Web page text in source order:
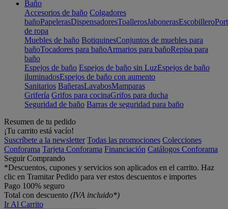
Baño
Accesorios de baño Colgadores
bañoPapelerasDispensadoresToallerosJabonerasEscobillero
de ropa
Muebles de baño BotiquinesConjuntos de muebles para
bañoTocadores para bañoArmarios para bañoRepisa para
baño
Espejos de baño Espejos de baño sin LuzEspejos de baño
iluminadosEspejos de baño con aumento
Sanitarios BañerasLavabosMamparas
Grifería Grifos para cocinaGrifos para ducha
Seguridad de baño Barras de seguridad para baño
Resumen de tu pedido
¡Tu carrito está vacío!
Suscríbete a la newsletter Todas las promociones Colecciones
Conforama Tarjeta Conforama Financiación Catálogos Conforama
Seguir Comprando
*Descuentos, cupones y servicios son aplicados en el carrito. Haz
clic en Tramitar Pedido para ver estos descuentos e importes
Pago 100% seguro
Total con descuento (IVA incluido*)
Ir Al Carrito